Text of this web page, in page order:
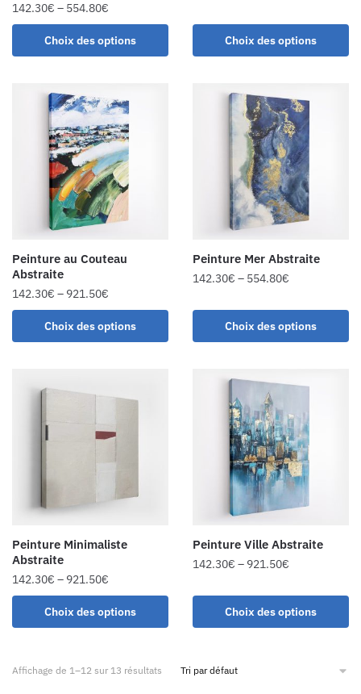
142.30€ – 554.80€
Choix des options Choix des options
Peinture au Couteau
Abstraite
142.30€ – 921.50€
Choix des options
Peinture Mer Abstraite
142.30€ – 554.80€
Choix des options
Peinture Minimaliste
Abstraite
142.30€ – 921.50€
Choix des options
Peinture Ville Abstraite
142.30€ – 921.50€
Choix des options
Affichage de 1–12 sur 13 résultats